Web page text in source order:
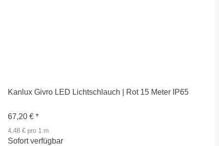
Kanlux Givro LED Lichtschlauch | Rot 15 Meter IP65
67,20 € *
4,48 € pro 1 m
Sofort verfügbar